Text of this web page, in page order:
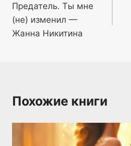
по
записям
Предатель. Ты мне
(не) изменил —
Жанна Никитина
Похожие книги